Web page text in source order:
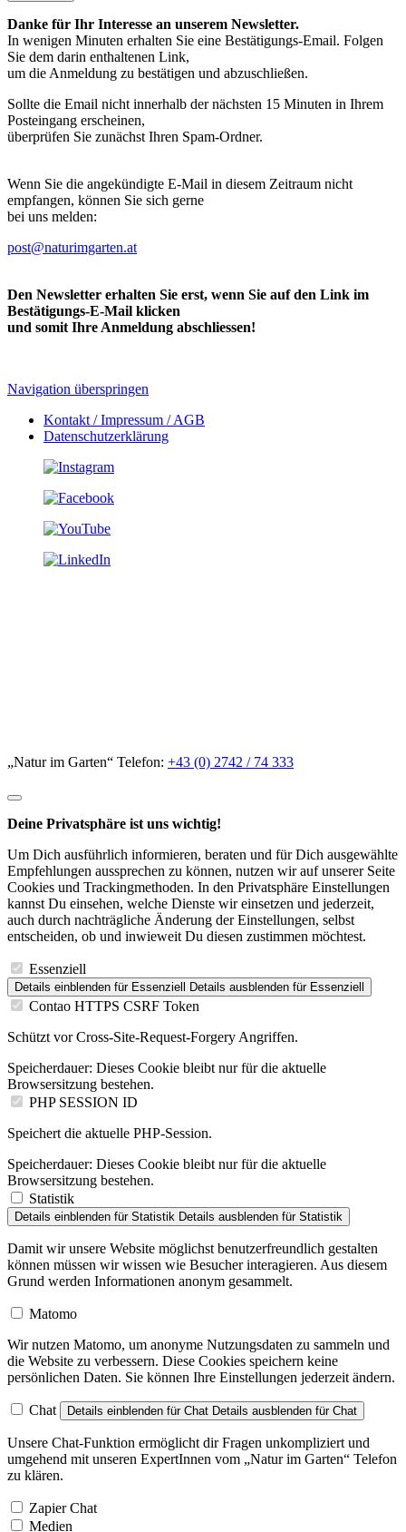
Danke für Ihr Interesse an unserem Newsletter.
In wenigen Minuten erhalten Sie eine Bestätigungs-Email. Folgen
Sie dem darin enthaltenen Link,
um die Anmeldung zu bestätigen und abzuschließen.
Sollte die Email nicht innerhalb der nächsten 15 Minuten in Ihrem
Posteingang erscheinen,
überprüfen Sie zunächst Ihren Spam-Ordner.
Wenn Sie die angekündigte E-Mail in diesem Zeitraum nicht
empfangen, können Sie sich gerne
bei uns melden:
post@naturimgarten.at
Den Newsletter erhalten Sie erst, wenn Sie auf den Link im
Bestätigungs-E-Mail klicken
und somit Ihre Anmeldung abschliessen!
Navigation überspringen
Kontakt / Impressum / AGB
Datenschutzerklärung
„Natur im Garten“ Telefon: +43 (0) 2742 / 74 333
Deine Privatsphäre ist uns wichtig!
Um Dich ausführlich informieren, beraten und für Dich ausgewählte
Empfehlungen aussprechen zu können, nutzen wir auf unserer Seite
Cookies und Trackingmethoden. In den Privatsphäre Einstellungen
kannst Du einsehen, welche Dienste wir einsetzen und jederzeit,
auch durch nachträgliche Änderung der Einstellungen, selbst
entscheiden, ob und inwieweit Du diesen zustimmen möchtest.
Essenziell
Details einblenden für Essenziell Details ausblenden für Essenziell
Contao HTTPS CSRF Token
Schützt vor Cross-Site-Request-Forgery Angriffen.
Speicherdauer: Dieses Cookie bleibt nur für die aktuelle
Browsersitzung bestehen.
PHP SESSION ID
Speichert die aktuelle PHP-Session.
Speicherdauer: Dieses Cookie bleibt nur für die aktuelle
Browsersitzung bestehen.
Statistik
Details einblenden für Statistik Details ausblenden für Statistik
Damit wir unsere Website möglichst benutzerfreundlich gestalten
können müssen wir wissen wie Besucher interagieren. Aus diesem
Grund werden Informationen anonym gesammelt.
Matomo
Wir nutzen Matomo, um anonyme Nutzungsdaten zu sammeln und
die Website zu verbessern. Diese Cookies speichern keine
persönlichen Daten. Sie können Ihre Einstellungen jederzeit ändern.
Chat Details einblenden für Chat Details ausblenden für Chat
Unsere Chat-Funktion ermöglicht dir Fragen unkompliziert und
umgehend mit unseren ExpertInnen vom „Natur im Garten“ Telefon
zu klären.
Zapier Chat
Medien